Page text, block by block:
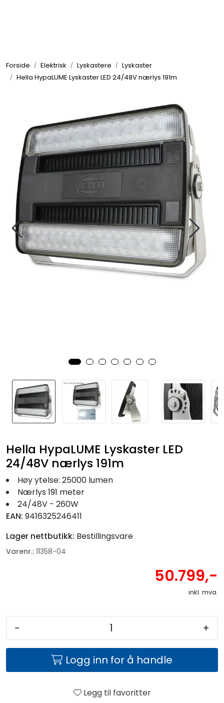
Forside Elektrisk Lyskastere
Lyskaster
Hella HypaLUME Lyskaster LED 24/48V nærlys 191m
Hella HypaLUME Lyskaster LED
24/48V nærlys 191m
Høy ytelse: 25000 lumen
Nærlys 191 meter
24/48V - 260W
EAN: 9416325246411
Lager nettbutikk: Bestillingsvare
Varenr.: 11358-04
50.799,-
inkl. mva.
- +
Logg inn for å handle
Legg til favoritter
Elektrisk
Komfort
VVS
Motor/Styring
Fortøyning
Fritid/Sikkerhet